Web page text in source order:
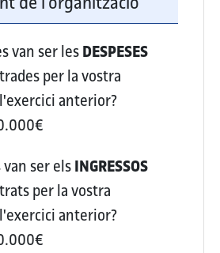
van ser lesDESPESES
per la vostra
anterior?
ser elsINGRESSOS
per la vostra
anterior?